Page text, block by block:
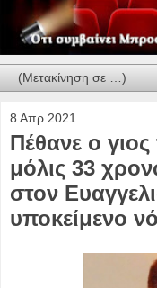
8 Απρ 2021
Πέθανε ο
μόλις 33
στον
υποκείμενο